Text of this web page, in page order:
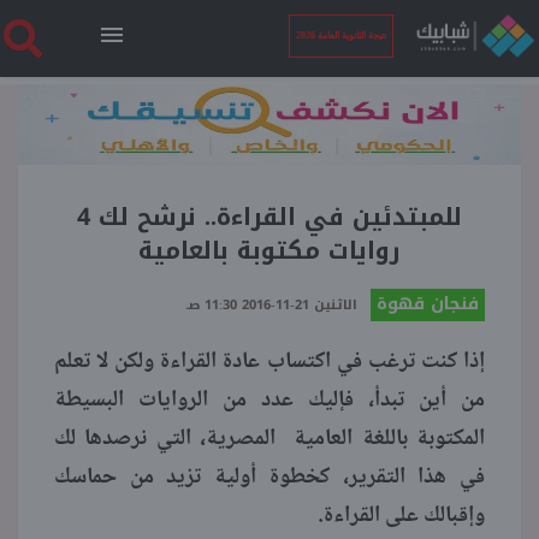
نتيجة الثانوية العامة 2026
الرئيسية
نتيجة الثانوية العامة 2026
فنجان قهوة
بوابة الطلبة
للمبتدئين في القراءة.. نرشح لك 4
روايات مكتوبة بالعامية
فنجان قهوة الاثنين 21-11-2016 11:30 صـ
إذا كنت ترغب في اكتساب عادة القراءة ولكن لا تعلم
من أين تبدأ، فإليك عدد من الروايات البسيطة
المكتوبة باللغة العامية المصرية، التي نرصدها لك
في هذا التقرير، كخطوة أولية تزيد من حماسك
وإقبالك على القراءة.